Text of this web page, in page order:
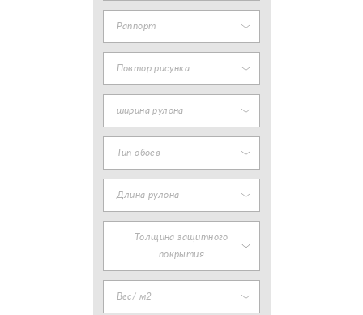
Раппорт
Повтор рисунка
ширина рулона
Тип обоев
Длина рулона
Толщина защитного
покрытия
Вес/ м2